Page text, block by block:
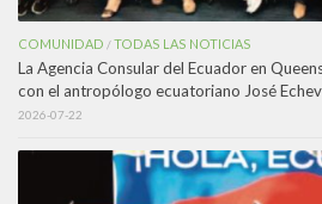
COMUNIDAD /TODAS LAS NOTICIAS
La Agencia Consular del Ecuador en
con el antropólogo ecuatoriano José
2026-07-22